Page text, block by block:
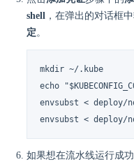
shell ，在弹出的对话框
定 。
mkdir ~/.kube
echo
envsubst < deploy/
envsubst < deploy/
如果想在流水线运行成